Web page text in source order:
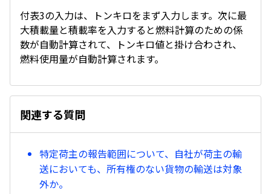
付表3の入力は、トンキロをまず入力します。次に最
大積載量と積載率を入力すると燃料計算のための係
数が自動計算されて、トンキロ値と掛け合わされ、
燃料使用量が自動計算されます。
関連する質問
特定荷主の報告範囲について、自社が荷主の輸
送においても、所有権のない貨物の輸送は対象
外か。